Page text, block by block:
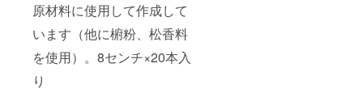
原材料に使用して作成して
います（他に椨粉、松香料
を使用）。8センチ×20本入
り